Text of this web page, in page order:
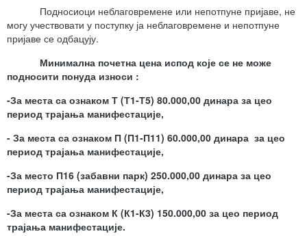
Подносиоци неблаговремене или непотпуне пријаве, не
могу учествовати у поступку ја неблаговремене и непотпуне
пријаве се одбацују.
Минимална почетна цена испод које се не може
подносити понуда износи :
-За места са ознаком Т (Т1-Т5) 80.000,00 динара за цео
период трајања манифестације,
- За места са ознаком П (П1-П11) 60.000,00 динара за цео
период трајања манифестације,
-За место П16 (забавни парк) 250.000,00 динара за цео
период трајања манифестације,
-За места са ознаком К (К1-К3) 150.000,00 за цео период
трајања манифестације.